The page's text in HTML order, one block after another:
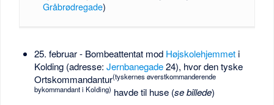
Gråbrødregade)
25. februar - Bombeattentat mod Højskolehjemmeti
Kolding (adresse: Jernbanegade24), hvor den tyske
Ortskommandantur(tyskernes øverstkommanderende
bykommandant i Kolding) havde til huse (se billede)